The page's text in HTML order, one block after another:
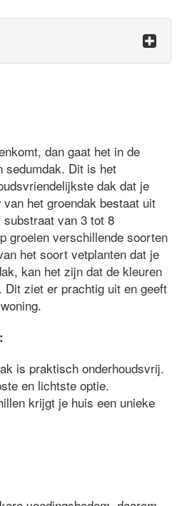
dan gaat het in de
sedumdak. Dit is het
dak dat je
het groendak bestaat uit
substraat van 3 tot 8
groeien verschillende soorten
het soort vetplanten dat je
kan het zijn dat de kleuren
Dit ziet er prachtig uit en geeft
is praktisch onderhoudsvrij.
en lichtste optie.
krijgt je huis een unieke